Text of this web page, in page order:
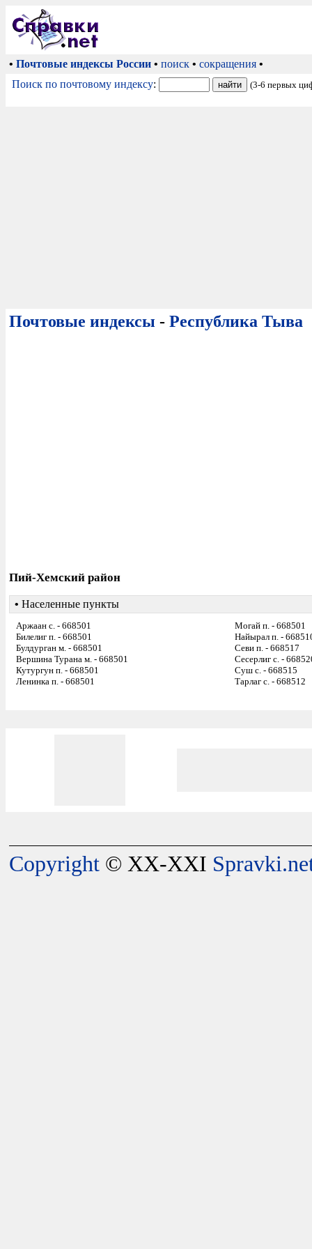
• Почтовые индексы России • поиск • сокращения •
Поиск по почтовому индексу: (3-6 первых
Почтовые индексы - Республика Тыва
Пий-Хемский район
• Населенные пункты
Аржаан с. - 668501
Билелиг п. - 668501
Булдурган м. - 668501
Вершина Турана м. - 668501
Кутургун п. - 668501
Ленинка п. - 668501
Могай п. - 668501
Найырал п. -
Севи п. - 668517
Сесерлиг с. -
Суш с. - 668515
Тарлаг с. - 668512
Copyright © XX-XXI